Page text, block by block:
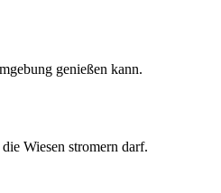
genießen kann.
Wiesen stromern darf.